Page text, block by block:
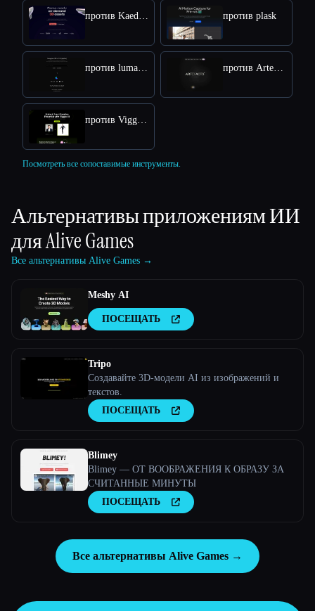
против Kaedim против plask
против lumalabs против Artefacts.ai
против Viggle AI Free Online: Transform Text into Dynamic 3D Animations
Посмотреть все сопоставимые инструменты.
Альтернативы приложениям ИИ
дляAlive Games
Все альтернативы Alive Games →
Meshy AI
ПОСЕЩАТЬ
Tripo
Создавайте 3D-модели AI из изображений и
текстов.
ПОСЕЩАТЬ
Blimey
Blimey — ОТ ВООБРАЖЕНИЯ К ОБРАЗУ ЗА
СЧИТАННЫЕ МИНУТЫ
ПОСЕЩАТЬ
Все альтернативы Alive Games →